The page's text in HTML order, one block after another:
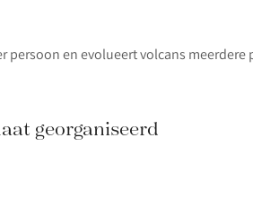
persoon en evolueert volcans meerdere
georganiseerd